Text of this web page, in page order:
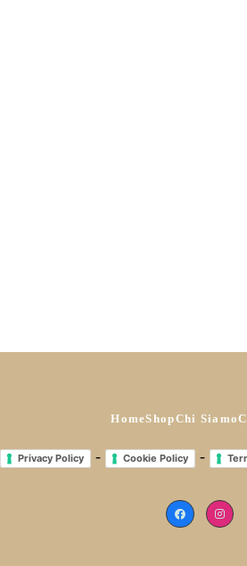
HomeShopChi Siamo
Privacy Policy - Cookie Policy -